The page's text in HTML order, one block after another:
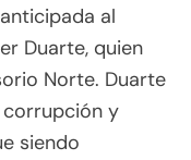
al
Duarte, quien
Norte. Duarte
y
siendo